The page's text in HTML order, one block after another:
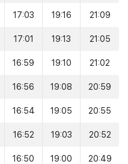
17:03 19:16 21:09
17:01 19:13 21:05
16:59 19:10 21:02
16:56 19:08 20:59
16:54 19:05 20:55
16:52 19:03 20:52
16:50 19:00 20:49